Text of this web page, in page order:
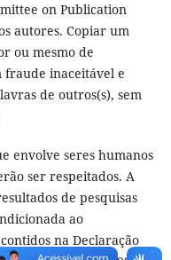
on Publication
autores. Copiar um
ou mesmo de
fraude inaceitável e
de outros(s), sem
envolve seres humanos
ser respeitados. A
de pesquisas
ao
na Declaração